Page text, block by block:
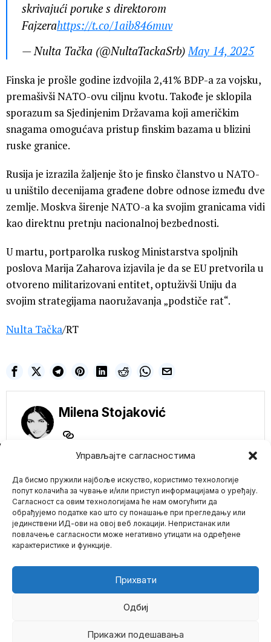
Управљајте сагласностима
Да бисмо пружили најбоље искуство, користимо технологије
попут колачића за чување и/или приступ информацијама о уређају.
Сагласност са овим технологијама ће нам омогућити да
обрађујемо податке као што су понашање при прегледању или
јединствени ИД-ови на овој веб локацији. Непристанак или
повлачење сагласности може негативно утицати на одређене
карактеристике и функције.
Прихвати
Одбиј
Прикажи подешавања
skrivajući poruke s direktorom
Fajzerahttps://t.co/1aib846muv
— Nulta Tačka (@NultaTackaSrb) May 14, 2025
Finska je prošle godine izdvojila 2,41% BDP-a za vojsku,
premašivši NATO-ovu ciljnu kvotu. Takođe je sklopila
sporazum sa Sjedinjenim Državama koji američkim
snagama omogućava pristup finskim bazama u blizini
ruske granice.
Rusija je izrazila žaljenje što je finsko članstvo u NATO-
u uništilo decenijama građene dobre odnose između dve
zemlje. Moskva širenje NATO-a ka svojim granicama vidi
kao direktnu pretnju nacionalnoj bezbednosti.
U martu, portparolka ruskog Ministarstva spoljnih
poslova Marija Zaharova izjavila je da se EU pretvorila u
otvoreno militarizovani entitet, optuživši Uniju da
svojim strategijama naoružavanja „podstiče rat“.
Nulta Tačka/RT
Milena Stojaković
Mario zna Youtube
2026- Sva prava zadržana.
koristio pepeo
legende Motorheda
za tetovažu
Novi as pik Džejmsa
Hetfilda nacrtan je
mastilom pomešanim sa
Direktor Američkog
za Zdravlje priznao:
Sakrili smo rane
COVID genomske
sekvence na zahtev
kineskih naučnika
zdravlje Lorens Tabak